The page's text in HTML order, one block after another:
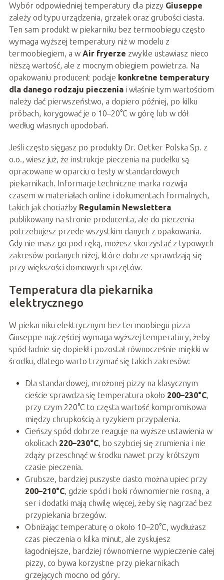
Wybór odpowiedniej temperatury dla pizzy Giuseppe
zależy od typu urządzenia, grzałek oraz grubości ciasta.
Ten sam produkt w piekarniku bez termoobiegu często
wymaga wyższej temperatury niż w modelu z
termoobiegiem, a w Air fryerze zwykle ustawiasz nieco
niższą wartość, ale z mocnym obiegiem powietrza. Na
opakowaniu producent podaje konkretne temperatury
dla danego rodzaju pieczeniai właśnie tym wartościom
należy dać pierwszeństwo, a dopiero później, po kilku
próbach, korygować je o 10–20°C w górę lub w dół
według własnych upodobań.
Jeśli często sięgasz po produkty Dr. Oetker Polska Sp. z
o.o., wiesz już, że instrukcje pieczenia na pudełku są
opracowane w oparciu o testy w standardowych
piekarnikach. Informacje techniczne marka rozwija
czasem w materiałach online i dokumentach formalnych,
takich jak chociażby Regulamin Newslettera
publikowany na stronie producenta, ale do pieczenia
potrzebujesz przede wszystkim danych z opakowania.
Gdy nie masz go pod ręką, możesz skorzystać z typowych
zakresów podanych niżej, które dobrze sprawdzają się
przy większości domowych sprzętów.
Temperatura dla piekarnika
elektrycznego
W piekarniku elektrycznym bez termoobiegu pizza
Giuseppe najczęściej wymaga wyższej temperatury, żeby
spód ładnie się dopiekł i pozostał równocześnie miękki w
środku, dlatego warto trzymać się takich zakresów:
Dla standardowej, mrożonej pizzy na klasycznym
cieście sprawdza się temperatura około 200–230°C,
przy czym 220°C to częsta wartość kompromisowa
między chrupkością a ryzykiem przypalenia.
Cieńszy spód dobrze reaguje na wyższe ustawienia w
okolicach 220–230°C, bo szybciej się zrumienia i nie
zdąży przeschnąć w środku nawet przy krótszym
czasie pieczenia.
Grubsze, bardziej puszyste ciasto można upiec przy
200–210°C, gdzie spód i boki równomiernie rosną, a
ser i dodatki mają chwilę więcej, żeby się nagrzać bez
przypiekania brzegów.
Obniżając temperaturę o około 10–20°C, wydłużasz
czas pieczenia o kilka minut, ale zyskujesz
łagodniejsze, bardziej równomierne wypieczenie całej
pizzy, co bywa korzystne przy piekarnikach
grzejących mocno od góry.